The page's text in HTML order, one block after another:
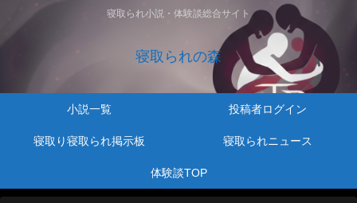
寝取られ小説・体験談総合サイト
寝取られの森
小説一覧 投稿者ログイン
寝取り寝取られ掲示板 寝取られニュース
体験談TOP